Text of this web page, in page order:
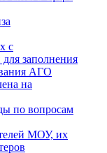
с
заполнения
АГО
на
по вопросам
МОУ, их